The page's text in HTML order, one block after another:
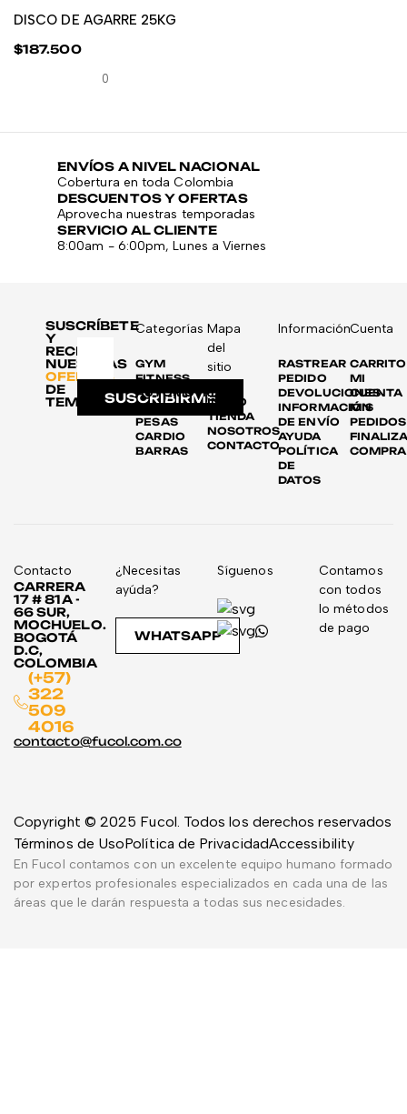
DISCO DE AGARRE 25KG
$187.500
0
ENVÍOS A NIVEL NACIONAL
Cobertura en toda Colombia
DESCUENTOS Y OFERTAS
Aprovecha nuestras temporadas
SERVICIO AL CLIENTE
8:00am - 6:00pm, Lunes a Viernes
SUSCRÍBETE
Y
RECIBE
NUESTRAS
OFERTAS
DE
TEMPORADASUSCRIBIRME
Categorías
GYM
FITNESS
AUTOMOTRIZ
DISCOS
PESAS
CARDIO
BARRAS
Mapa
del
sitio
INICIO
TIENDA
NOSOTROS
CONTACTO
Información
RASTREAR
PEDIDO
DEVOLUCIONES
INFORMACIÓN
DE ENVÍO
AYUDA
POLÍTICA
DE
DATOS
Cuenta
CARRITO
MI
CUENTA
MIS
PEDIDOS
COMPRA
Contacto
CARRERA
17 # 81A -
66 SUR,
MOCHUELO.
BOGOTÁ
D.C,
COLOMBIA
(+57)
322
509
4016
contacto@fucol.com.co
¿Necesitas
ayúda?
WHATSAPP
Síguenos
Contamos
con todos
lo métodos
de pago
Copyright © 2025 Fucol. Todos los derechos reservados
Términos de UsoPolítica de PrivacidadAccessibility
En Fucol contamos con un excelente equipo humano formado
por expertos profesionales especializados en cada una de las
áreas que le darán respuesta a todas sus necesidades.